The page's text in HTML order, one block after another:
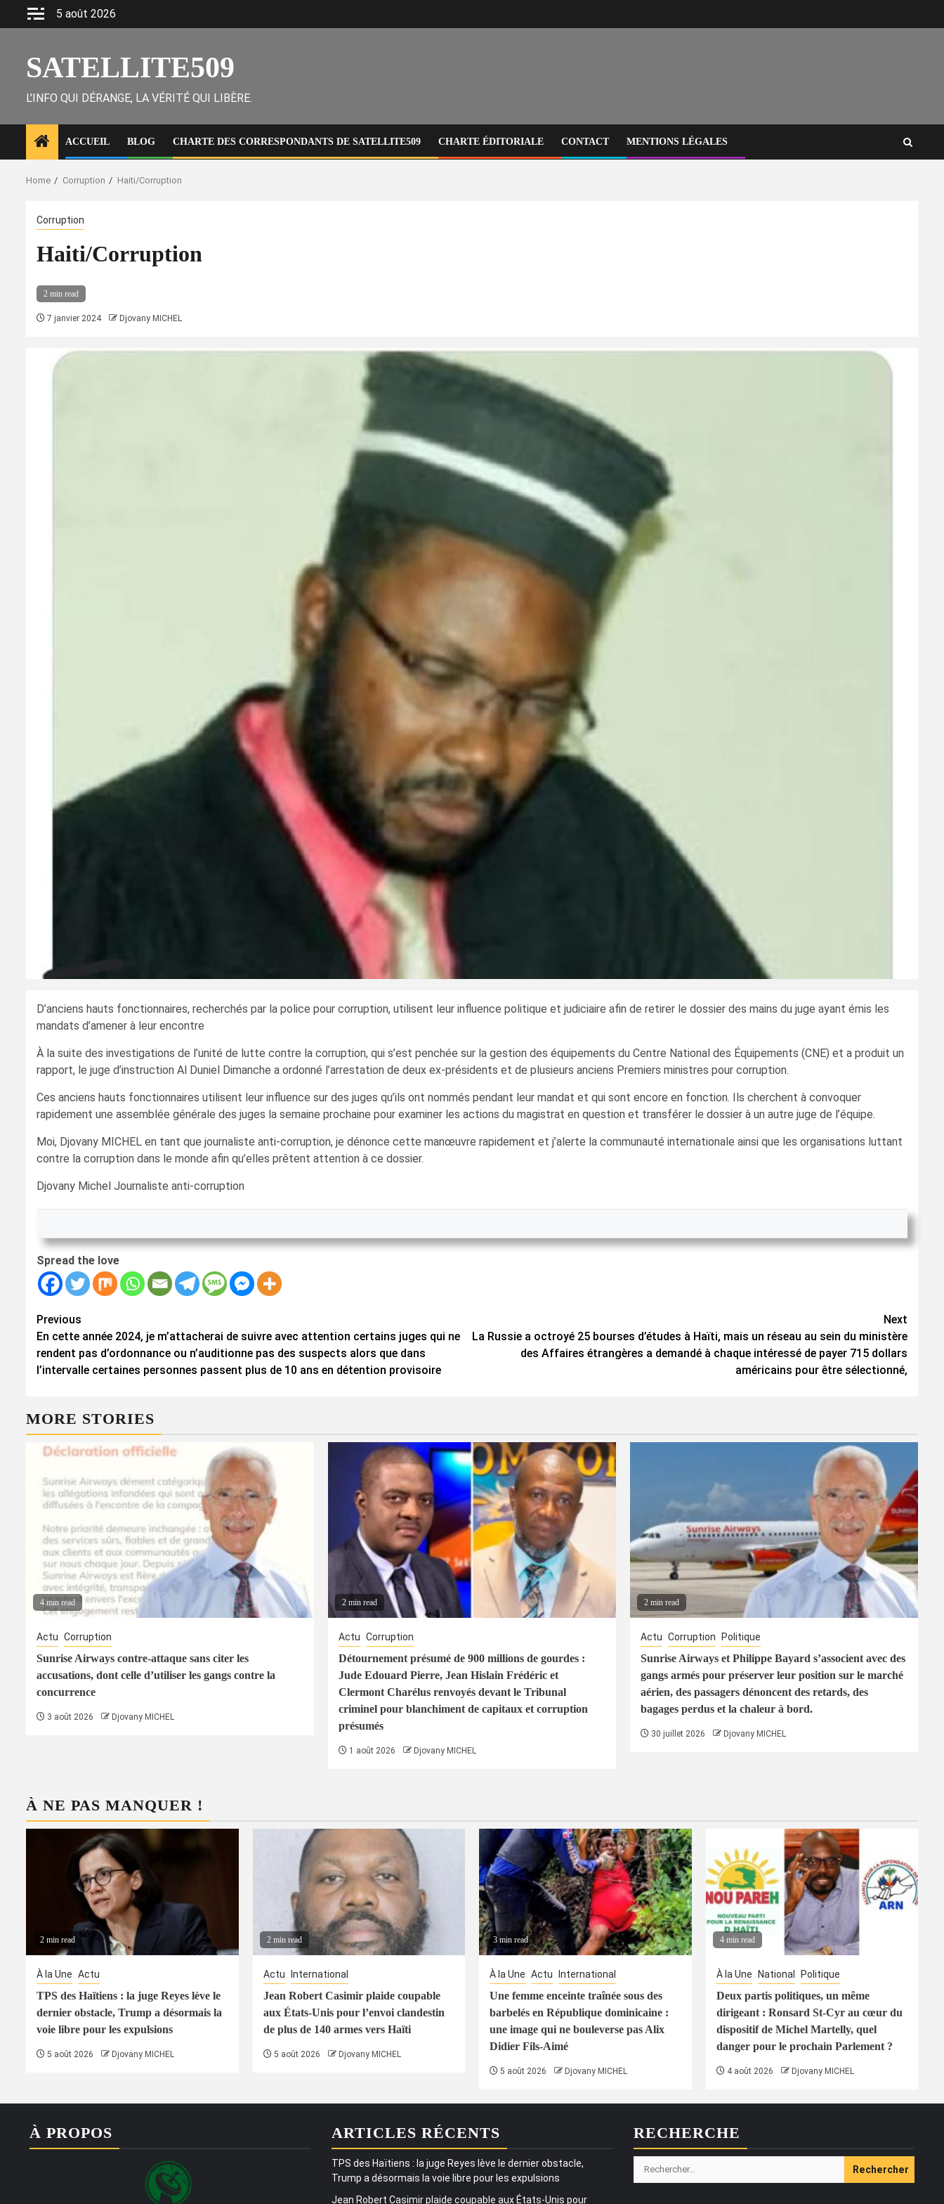
5 août 2026
SATELLITE509
L'INFO QUI DÉRANGE, LA VÉRITÉ QUI LIBÈRE.
ACCUEIL BLOG CHARTE DES CORRESPONDANTS DE SATELLITE509 CHARTE ÉDITORIALE CONTACT MENTIONS LÉGALES
Home Corruption Haiti/Corruption
Corruption
Haiti/Corruption
2 min read
7 janvier 2024 Djovany MICHEL
D’anciens hauts fonctionnaires, recherchés par la police pour corruption, utilisent leur influence politique et judiciaire afin de retirer le dossier des mains du juge ayant émis les
mandats d’amener à leur encontre
À la suite des investigations de l’unité de lutte contre la corruption, qui s’est penchée sur la gestion des équipements du Centre National des Équipements (CNE) et a produit un
rapport, le juge d’instruction Al Duniel Dimanche a ordonné l’arrestation de deux ex-présidents et de plusieurs anciens Premiers ministres pour corruption.
Ces anciens hauts fonctionnaires utilisent leur influence sur des juges qu’ils ont nommés pendant leur mandat et qui sont encore en fonction. Ils cherchent à convoquer
rapidement une assemblée générale des juges la semaine prochaine pour examiner les actions du magistrat en question et transférer le dossier à un autre juge de l’équipe.
Moi, Djovany MICHEL en tant que journaliste anti-corruption, je dénonce cette manœuvre rapidement et j’alerte la communauté internationale ainsi que les organisations luttant
contre la corruption dans le monde afin qu’elles prêtent attention à ce dossier.
Djovany Michel Journaliste anti-corruption
Spread the love
Continue
Reading
Previous
En cette année 2024, je m’attacherai de suivre avec attention certains juges qui ne
rendent pas d’ordonnance ou n’auditionne pas des suspects alors que dans
l’intervalle certaines personnes passent plus de 10 ans en détention provisoire
Next
La Russie a octroyé 25 bourses d’études à Haïti, mais un réseau au sein du ministère
des Affaires étrangères a demandé à chaque intéressé de payer 715 dollars
américains pour être sélectionné,
MORE STORIES
4 min read
Actu Corruption
Sunrise Airways contre-attaque sans citer les
accusations, dont celle d’utiliser les gangs contre la
concurrence
3 août 2026 Djovany MICHEL
2 min read
Actu Corruption
Détournement présumé de 900 millions de gourdes :
Jude Edouard Pierre, Jean Hislain Frédéric et
Clermont Charélus renvoyés devant le Tribunal
criminel pour blanchiment de capitaux et corruption
présumés
1 août 2026 Djovany MICHEL
2 min read
Actu Corruption Politique
Sunrise Airways et Philippe Bayard s’associent avec des
gangs armés pour préserver leur position sur le marché
aérien, des passagers dénoncent des retards, des
bagages perdus et la chaleur à bord.
30 juillet 2026 Djovany MICHEL
À NE PAS MANQUER !
2 min read
À la Une Actu
TPS des Haïtiens : la juge Reyes lève le
dernier obstacle, Trump a désormais la
voie libre pour les expulsions
5 août 2026 Djovany MICHEL
2 min read
Actu International
Jean Robert Casimir plaide coupable
aux États-Unis pour l’envoi clandestin
de plus de 140 armes vers Haïti
5 août 2026 Djovany MICHEL
3 min read
À la Une Actu International
Une femme enceinte traînée sous des
barbelés en République dominicaine :
une image qui ne bouleverse pas Alix
Didier Fils-Aimé
5 août 2026 Djovany MICHEL
4 min read
À la Une National Politique
Deux partis politiques, un même
dirigeant : Ronsard St-Cyr au cœur du
dispositif de Michel Martelly, quel
danger pour le prochain Parlement ?
4 août 2026 Djovany MICHEL
À PROPOS ARTICLES RÉCENTS
TPS des Haïtiens : la juge Reyes lève le dernier obstacle,
Trump a désormais la voie libre pour les expulsions
Jean Robert Casimir plaide coupable aux États-Unis pour
RECHERCHE
Rechercher :